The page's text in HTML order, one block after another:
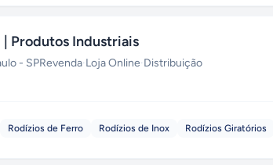
| Produtos Industriais
- SPRevenda·Loja Online·Distribuição
Rodízios de Ferro Rodízios de Inox Rodízios Giratórios